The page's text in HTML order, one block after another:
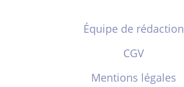
Équipe de rédaction
CGV
Mentions légales